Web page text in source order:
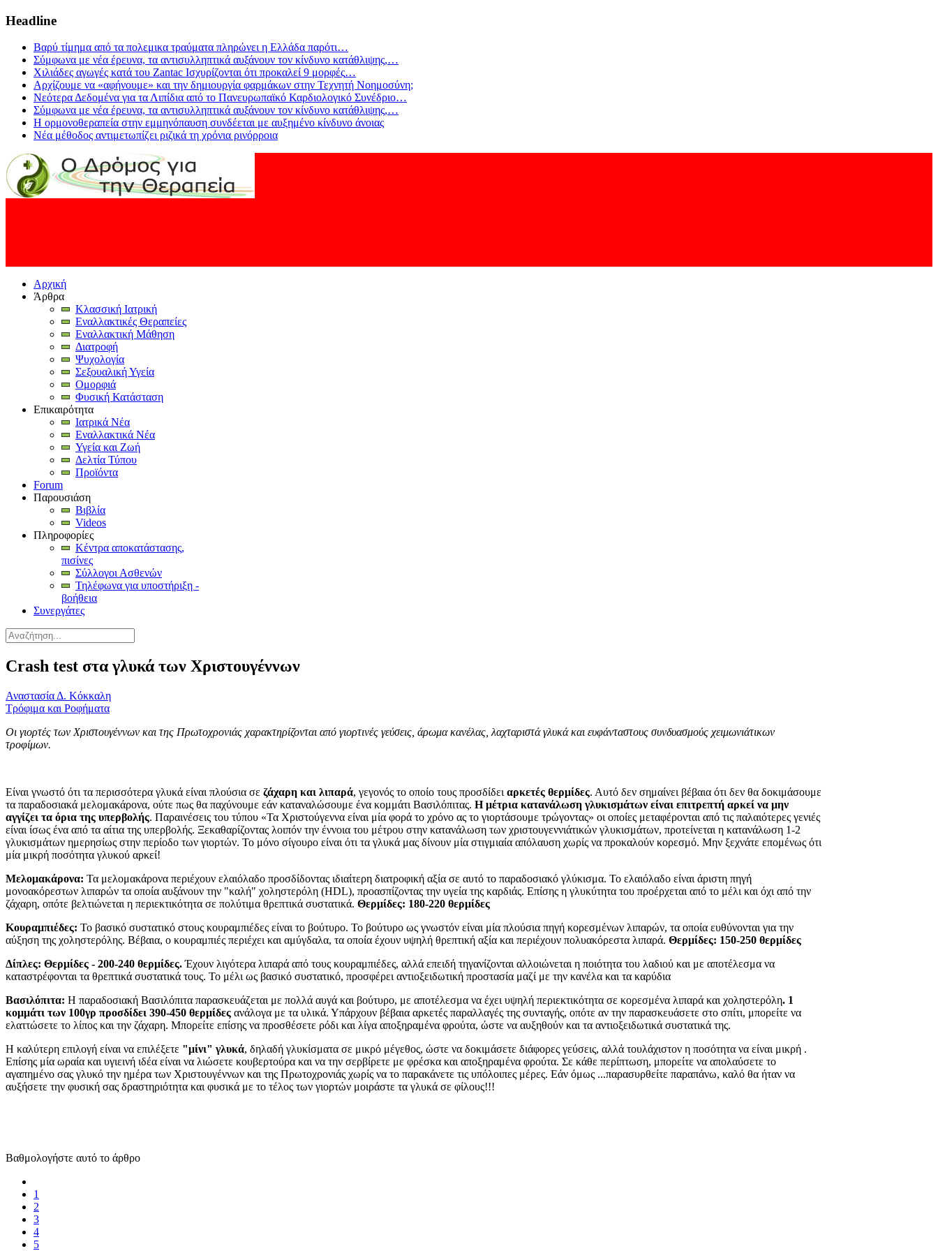
Headline
Βαρύ τίμημα από τα πολεμικα τραύματα πληρώνει η Ελλάδα παρότι…
Σύμφωνα με νέα έρευνα, τα αντισυλληπτικά αυξάνουν τον κίνδυνο κατάθλιψης,…
Χιλιάδες αγωγές κατά του Zantac Ισχυρίζονται ότι προκαλεί 9 μορφές…
Αρχίζουμε να «αφήνουμε» και την δημιουργία φαρμάκων στην Τεχνητή Νοημοσύνη;
Νεότερα Δεδομένα για τα Λιπίδια από το Πανευρωπαϊκό Καρδιολογικό Συνέδριο…
Σύμφωνα με νέα έρευνα, τα αντισυλληπτικά αυξάνουν τον κίνδυνο κατάθλιψης,…
Η ορμονοθεραπεία στην εμμηνόπαυση συνδέεται με αυξημένο κίνδυνο άνοιας
Νέα μέθοδος αντιμετωπίζει ριζικά τη χρόνια ρινόρροια
Αρχική
Άρθρα
Κλασσική Ιατρική
Εναλλακτικές Θεραπείες
Εναλλακτική Μάθηση
Διατροφή
Ψυχολογία
Σεξουαλική Υγεία
Ομορφιά
Φυσική Κατάσταση
Επικαιρότητα
Ιατρικά Νέα
Εναλλακτικά Νέα
Υγεία και Ζωή
Δελτία Τύπου
Προϊόντα
Forum
Παρουσιάση
Βιβλία
Videos
Πληροφορίες
Κέντρα αποκατάστασης,
πισίνες
Σύλλογοι Ασθενών
Τηλέφωνα για υποστήριξη -
βοήθεια
Συνεργάτες
Crash test στα γλυκά των Χριστουγέννων
Αναστασία Δ. Κόκκαλη
Τρόφιμα και Ροφήματα
Οι γιορτές των Χριστουγέννων και της Πρωτοχρονιάς χαρακτηρίζονται από γιορτινές γεύσεις, άρωμα κανέλας, λαχταριστά γλυκά και ευφάνταστους συνδυασμούς χειμωνιάτικων
τροφίμων.
Είναι γνωστό ότι τα περισσότερα γλυκά είναι πλούσια σε ζάχαρη και λιπαρά, γεγονός το οποίο τους προσδίδει αρκετές θερμίδες. Αυτό δεν σημαίνει βέβαια ότι δεν θα δοκιμάσουμε
τα παραδοσιακά μελομακάρονα, ούτε πως θα παχύνουμε εάν καταναλώσουμε ένα κομμάτι Βασιλόπιτας. Η μέτρια κατανάλωση γλυκισμάτων είναι επιτρεπτή αρκεί να μην
αγγίζει τα όρια της υπερβολής. Παραινέσεις του τύπου «Τα Χριστούγεννα είναι μία φορά το χρόνο ας το γιορτάσουμε τρώγοντας» οι οποίες μεταφέρονται από τις παλαιότερες γενιές
είναι ίσως ένα από τα αίτια της υπερβολής. Ξεκαθαρίζοντας λοιπόν την έννοια του μέτρου στην κατανάλωση των χριστουγεννιάτικών γλυκισμάτων, προτείνεται η κατανάλωση 1-2
γλυκισμάτων ημερησίως στην περίοδο των γιορτών. Το μόνο σίγουρο είναι ότι τα γλυκά μας δίνουν μία στιγμιαία απόλαυση χωρίς να προκαλούν κορεσμό. Μην ξεχνάτε επομένως ότι
μία μικρή ποσότητα γλυκού αρκεί!
Μελομακάρονα: Τα μελομακάρονα περιέχουν ελαιόλαδο προσδίδοντας ιδιαίτερη διατροφική αξία σε αυτό το παραδοσιακό γλύκισμα. Το ελαιόλαδο είναι άριστη πηγή
μονοακόρεστων λιπαρών τα οποία αυξάνουν την "καλή" χοληστερόλη (HDL), προασπίζοντας την υγεία της καρδιάς. Επίσης η γλυκύτητα του προέρχεται από το μέλι και όχι από την
ζάχαρη, οπότε βελτιώνεται η περιεκτικότητα σε πολύτιμα θρεπτικά συστατικά. Θερμίδες: 180-220 θερμίδες
Κουραμπιέδες: Το βασικό συστατικό στους κουραμπιέδες είναι το βούτυρο. Το βούτυρο ως γνωστόν είναι μία πλούσια πηγή κορεσμένων λιπαρών, τα οποία ευθύνονται για την
αύξηση της χοληστερόλης. Βέβαια, ο κουραμπιές περιέχει και αμύγδαλα, τα οποία έχουν υψηλή θρεπτική αξία και περιέχουν πολυακόρεστα λιπαρά. Θερμίδες: 150-250 θερμίδες
Δίπλες: Θερμίδες - 200-240 θερμίδες.Έχουν λιγότερα λιπαρά από τους κουραμπιέδες, αλλά επειδή τηγανίζονται αλλοιώνεται η ποιότητα του λαδιού και με αποτέλεσμα να
καταστρέφονται τα θρεπτικά συστατικά τους. Το μέλι ως βασικό συστατικό, προσφέρει αντιοξειδωτική προστασία μαζί με την κανέλα και τα καρύδια
Βασιλόπιτα: Η παραδοσιακή Βασιλόπιτα παρασκευάζεται με πολλά αυγά και βούτυρο, με αποτέλεσμα να έχει υψηλή περιεκτικότητα σε κορεσμένα λιπαρά και χοληστερόλη. 1
κομμάτι των 100γρ προσδίδει 390-450 θερμίδες ανάλογα με τα υλικά. Υπάρχουν βέβαια αρκετές παραλλαγές της συνταγής, οπότε αν την παρασκευάσετε στο σπίτι, μπορείτε να
ελαττώσετε το λίπος και την ζάχαρη. Μπορείτε επίσης να προσθέσετε ρόδι και λίγα αποξηραμένα φρούτα, ώστε να αυξηθούν και τα αντιοξειδωτικά συστατικά της.
Η καλύτερη επιλογή είναι να επιλέξετε "μίνι" γλυκά, δηλαδή γλυκίσματα σε μικρό μέγεθος, ώστε να δοκιμάσετε διάφορες γεύσεις, αλλά τουλάχιστον η ποσότητα να είναι μικρή .
Επίσης μία ωραία και υγιεινή ιδέα είναι να λιώσετε κουβερτούρα και να την σερβίρετε με φρέσκα και αποξηραμένα φρούτα. Σε κάθε περίπτωση, μπορείτε να απολαύσετε το
αγαπημένο σας γλυκό την ημέρα των Χριστουγέννων και της Πρωτοχρονιάς χωρίς να το παρακάνετε τις υπόλοιπες μέρες. Εάν όμως ...παρασυρθείτε παραπάνω, καλό θα ήταν να
αυξήσετε την φυσική σας δραστηριότητα και φυσικά με το τέλος των γιορτών μοιράστε τα γλυκά σε φίλους!!!
Βαθμολογήστε αυτό το άρθρο
1
2
3
4
5